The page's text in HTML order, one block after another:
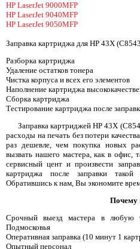
HP LaserJet 9000MFP
HP LaserJet 9040MFP
HP LaserJet 9050MFP
Заправка картриджа для HP 43X
Разборка картриджа
Удаление остатков тонера
Чистка корпуса и всех его элементов
Наполнение картриджа
Сборка картриджа
Тестирование картриджа после
Заправка картриджей HP 43X
расходы на печать без потери
раз дешевле, чем покупка новых
вызвать нашего мастера, как в офис,
сервисный цент и произвести
картриджа после заправки
Обратившись к нам, Вы экономите
Почему
Срочный выезд мастера в любую
Подмосковья
Оперативная заправка (10 минут 1
Опытный персонал